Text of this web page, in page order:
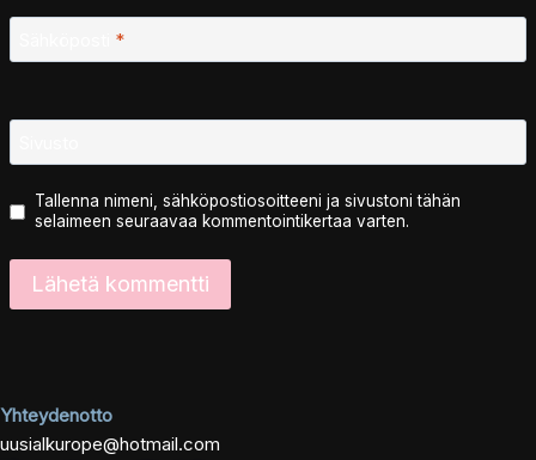
*
Tallenna nimeni, sähköpostiosoitteeni ja sivustoni tähän
selaimeen seuraavaa kommentointikertaa varten.
Yhteydenotto
uusialkurope@hotmail.com